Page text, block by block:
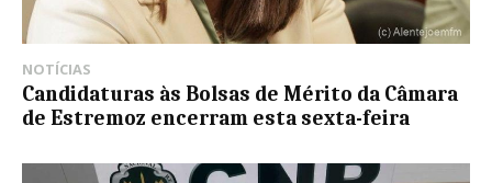
NOTÍCIAS
Candidaturas às Bolsas de Mérito da Câmara
de Estremoz encerram esta sexta-feira